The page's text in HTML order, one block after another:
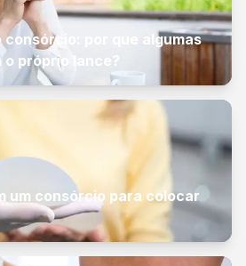
por que algumas
o próprio lance?
um consórcio para colocar